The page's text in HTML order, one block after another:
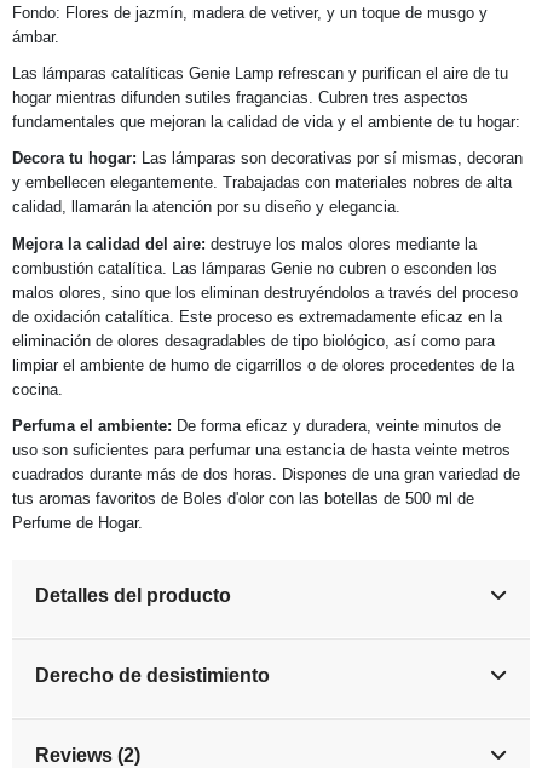
Fondo: Flores de jazmín, madera de vetiver, y un toque de musgo y
ámbar.
Las lámparas catalíticas Genie Lamp refrescan y purifican el aire de tu
hogar mientras difunden sutiles fragancias. Cubren tres aspectos
fundamentales que mejoran la calidad de vida y el ambiente de tu hogar:
Decora tu hogar: Las lámparas son decorativas por sí mismas, decoran
y embellecen elegantemente. Trabajadas con materiales nobres de alta
calidad, llamarán la atención por su diseño y elegancia.
Mejora la calidad del aire: destruye los malos olores mediante la
combustión catalítica. Las lámparas Genie no cubren o esconden los
malos olores, sino que los eliminan destruyéndolos a través del proceso
de oxidación catalítica. Este proceso es extremadamente eficaz en la
eliminación de olores desagradables de tipo biológico, así como para
limpiar el ambiente de humo de cigarrillos o de olores procedentes de la
cocina.
Perfuma el ambiente: De forma eficaz y duradera, veinte minutos de
uso son suficientes para perfumar una estancia de hasta veinte metros
cuadrados durante más de dos horas. Dispones de una gran variedad de
tus aromas favoritos de Boles d'olor con las botellas de 500 ml de
Perfume de Hogar.
Detalles del producto
Derecho de desistimiento
Reviews (2)